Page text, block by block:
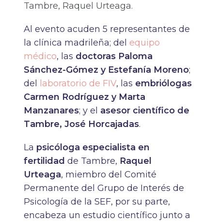
Tambre, Raquel Urteaga.
Al evento acuden 5 representantes de
la clínica madrileña; del equipo
médico, las doctoras Paloma
Sánchez-Gómez y Estefanía Moreno;
del
laboratorio de FIV, las embriólogas
Carmen Rodríguez y Marta
Manzanares; y el asesor científico de
Tambre, José Horcajadas.
La psicóloga especialista en
fertilidad de Tambre, Raquel
Urteaga, miembro del Comité
Permanente del Grupo de Interés de
Psicología de la SEF, por su parte,
encabeza un estudio científico junto a